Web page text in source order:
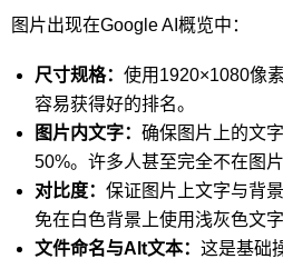
图片出现在Google AI概览中：
尺寸规格： 使用1920×1080像
容易获得好的排名。
图片内文字： 确保图片上的文
50%。许多人甚至完全不在图片
对比度： 保证图片上文字与背
免在白色背景上使用浅灰色文
文件命名与Alt文本： 这是基础